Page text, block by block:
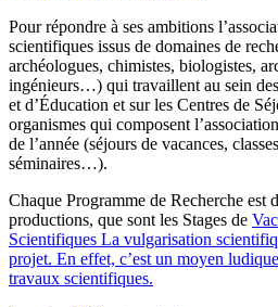
Pour répondre à ses ambitions
scientifiques issus de domaines de
archéologues, chimistes, biologistes,
ingénieurs…) qui travaillent au sein
et d’Éducation et sur les Centres de
organismes qui composent
de l’année (séjours de vacances,
séminaires…).
Chaque Programme de Recherche est
productions, que sont les Stages de
Scientifiques La vulgarisation
projet. En effet, c’est un moyen
travaux scientifiques.